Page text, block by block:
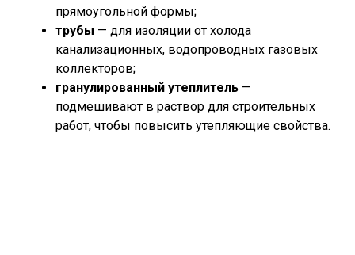
прямоугольной формы;
трубы — для изоляции от холода
канализационных, водопроводных газовых
коллекторов;
гранулированный утеплитель —
подмешивают в раствор для строительных
работ, чтобы повысить утепляющие свойства.